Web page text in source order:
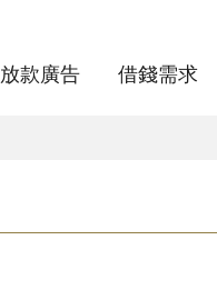
放款廣告 借錢需求